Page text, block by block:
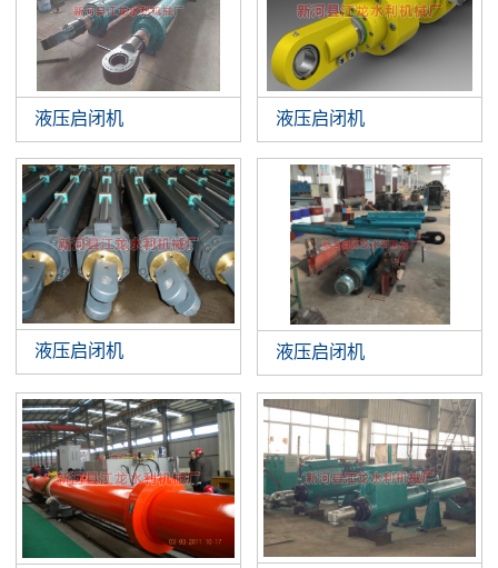
液压启闭机 液压启闭机
液压启闭机 液压启闭机